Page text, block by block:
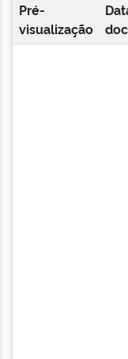
Pré-
visualização